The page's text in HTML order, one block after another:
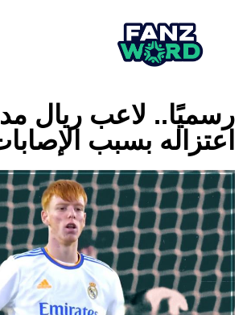
رسميًا.. لاعب ريال
اعتزاله بسبب